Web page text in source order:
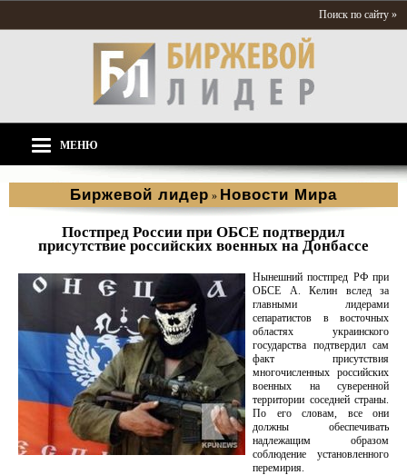
Поиск по сайту »
МЕНЮ
Биржевой лидер » Новости Мира
Постпред России при ОБСЕ подтвердил
присутствие российских военных на Донбассе
Нынешний постпред РФ при
ОБСЕ А. Келин вслед за
главными лидерами
сепаратистов в восточных
областях украинского
государства подтвердил сам
факт присутствия
многочисленных российских
военных на суверенной
территории соседней страны.
По его словам, все они
должны обеспечивать
надлежащим образом
соблюдение установленного
перемирия.